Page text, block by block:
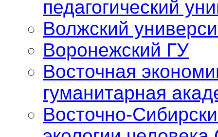
педагогический
Волжский
Воронежский ГУ
Восточная
гуманитарная
Восточно-